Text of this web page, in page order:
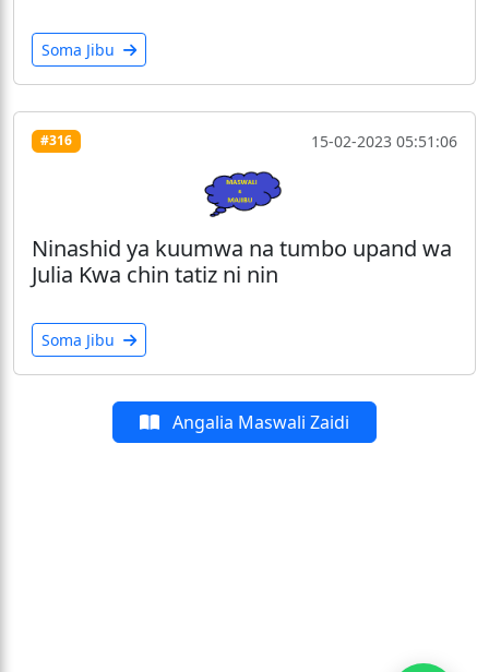
Soma Jibu
#316 15-02-2023 05:51:06
Ninashid ya kuumwa na tumbo upand wa
Julia Kwa chin tatiz ni nin
Soma Jibu
Angalia Maswali Zaidi